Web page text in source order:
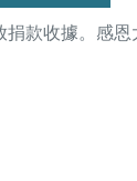
捐款收據。感恩